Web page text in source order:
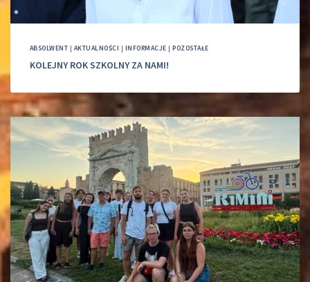
ABSOLWENT | AKTUALNOŚCI | INFORMACJE |POZOSTAŁE
KOLEJNY ROK SZKOLNY ZA NAMI!